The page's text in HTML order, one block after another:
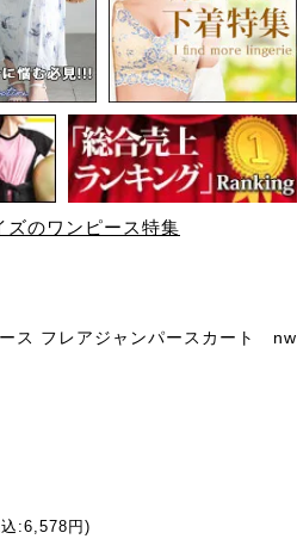
ズのワンピース特集
ス フレアジャンパースカート nw
:6,578円)